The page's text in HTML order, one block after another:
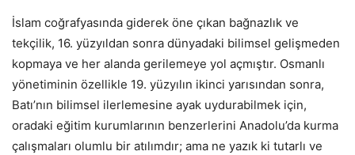
İslam coğrafyasında giderek öne çıkan bağnazlık ve
tekçilik, 16. yüzyıldan sonra dünyadaki bilimsel gelişmeden
kopmaya ve her alanda gerilemeye yol açmıştır. Osmanlı
yönetiminin özellikle 19. yüzyılın ikinci yarısından sonra,
Batı’nın bilimsel ilerlemesine ayak uydurabilmek için,
oradaki eğitim kurumlarının benzerlerini Anadolu’da kurma
çalışmaları olumlu bir atılımdır; ama ne yazık ki tutarlı ve